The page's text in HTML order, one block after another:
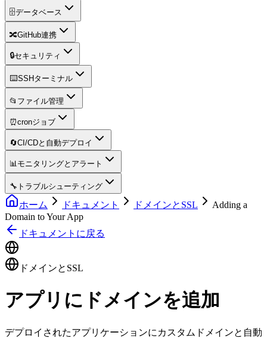
🗄️データベース
🔀GitHub連携
🔒セキュリティ
⌨️SSHターミナル
📂 ファイル管理
⏰cronジョブ
🔄CI/CDと自動デプロイ
📊モニタリングとアラート
🔧 トラブルシューティング
ホーム ドキュメント ドメインとSSL
Adding a
Domain to Your App
ドキュメントに戻る
ドメインとSSL
アプリにドメインを追加
デプロイされたアプリケーションにカスタムドメインと自動